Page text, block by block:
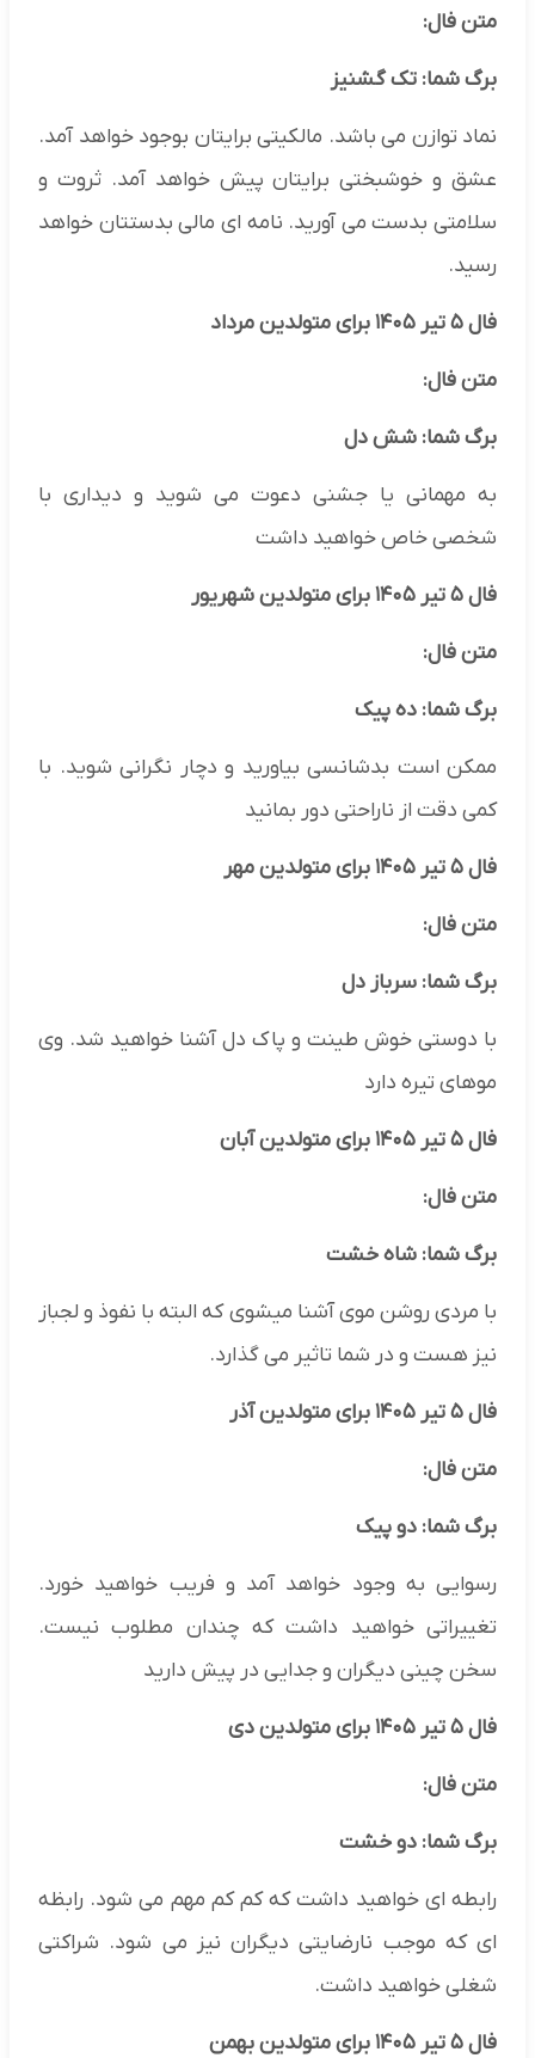
متن فال:
برگ شما: تک گشنیز
نماد توازن می باشد. مالکیتی برایتان بوجود خواهد آمد.
عشق و خوشبختی برایتان پیش خواهد آمد. ثروت و
سلامتی بدست می آورید. نامه ای مالی بدستتان خواهد
رسید.
فال ۵ تیر ۱۴۰۵ برای متولدین مرداد
متن فال:
برگ شما: شش دل
به مهمانی یا جشنی دعوت می شوید و دیداری با
شخصی خاص خواهید داشت
فال ۵ تیر ۱۴۰۵ برای متولدین شهریور
متن فال:
برگ شما: ده پیک
ممکن است بدشانسی بیاورید و دچار نگرانی شوید. با
کمی دقت از ناراحتی دور بمانید
فال ۵ تیر ۱۴۰۵ برای متولدین مهر
متن فال:
برگ شما: سرباز دل
با دوستی خوش طینت و پاک دل آشنا خواهید شد. وی
موهای تیره دارد
فال ۵ تیر ۱۴۰۵ برای متولدین آبان
متن فال:
برگ شما: شاه خشت
با مردی روشن موی آشنا میشوی که البته با نفوذ و لجباز
نیز هست و در شما تاثیر می گذارد.
فال ۵ تیر ۱۴۰۵ برای متولدین آذر
متن فال:
برگ شما: دو پیک
رسوایی به وجود خواهد آمد و فریب خواهید خورد.
تغییراتی خواهید داشت که چندان مطلوب نیست.
سخن چینی دیگران و جدایی در پیش دارید
فال ۵ تیر ۱۴۰۵ برای متولدین دی
متن فال:
برگ شما: دو خشت
رابطه ای خواهید داشت که کم کم مهم می شود. رابظه
ای که موجب نارضایتی دیگران نیز می شود. شراکتی
شغلی خواهید داشت.
فال ۵ تیر ۱۴۰۵ برای متولدین بهمن